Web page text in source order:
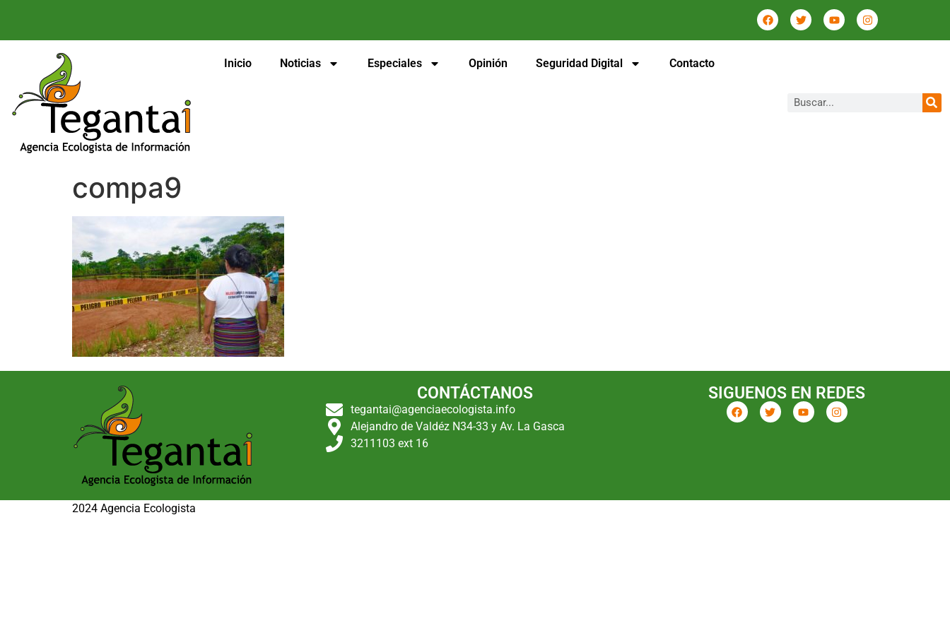
Inicio Noticias Especiales Opinión Seguridad Digital Contacto
compa9
CONTÁCTANOS
tegantai@agenciaecologista.info
Alejandro de Valdéz N34-33 y Av. La Gasca
3211103 ext 16
SIGUENOS EN REDES
2024 Agencia Ecologista